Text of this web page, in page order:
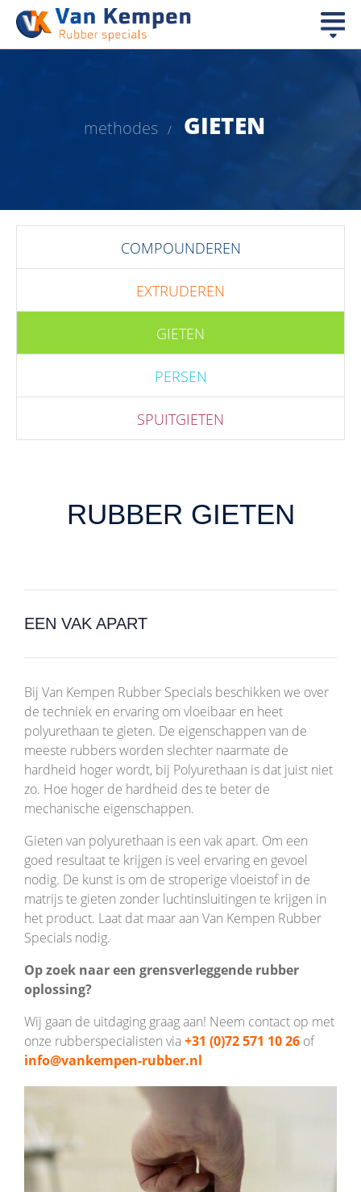
methodes / GIETEN
COMPOUNDEREN
EXTRUDEREN
GIETEN
PERSEN
SPUITGIETEN
RUBBER GIETEN
EEN VAK APART
Bij Van Kempen Rubber Specials beschikken we over
de techniek en ervaring om vloeibaar en heet
polyurethaan te gieten. De eigenschappen van de
meeste rubbers worden slechter naarmate de
hardheid hoger wordt, bij Polyurethaan is dat juist niet
zo. Hoe hoger de hardheid des te beter de
mechanische eigenschappen.
Gieten van polyurethaan is een vak apart. Om een
goed resultaat te krijgen is veel ervaring en gevoel
nodig. De kunst is om de stroperige vloeistof in de
matrijs te gieten zonder luchtinsluitingen te krijgen in
het product. Laat dat maar aan Van Kempen Rubber
Specials nodig.
Op zoek naar een grensverleggende rubber
oplossing?
Wij gaan de uitdaging graag aan! Neem contact op met
onze rubberspecialisten via +31 (0)72 571 10 26 of
info@vankempen-rubber.nl